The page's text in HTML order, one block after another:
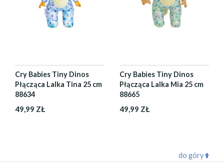
Cry Babies Tiny Dinos
Płącząca Lalka Tina 25 cm
88634
49,99 ZŁ
Cry Babies Tiny Dinos
Płącząca Lalka Mia 25 cm
88665
49,99 ZŁ
do góry